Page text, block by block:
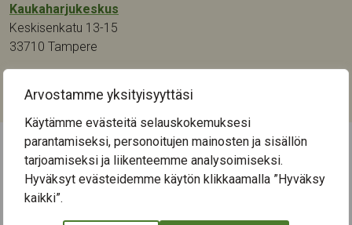
Arvostamme yksityisyyttäsi
Käytämme evästeitä selauskokemuksesi
parantamiseksi, personoitujen mainosten ja sisällön
tarjoamiseksi ja liikenteemme analysoimiseksi.
Hyväksyt evästeidemme käytön klikkaamalla ”Hyväksy
kaikki”.
Kaukaharjukeskus
Keskisenkatu 13-15
33710 Tampere
Kulttuuri,Musiikki
← Näytä kaikki tapahtumat